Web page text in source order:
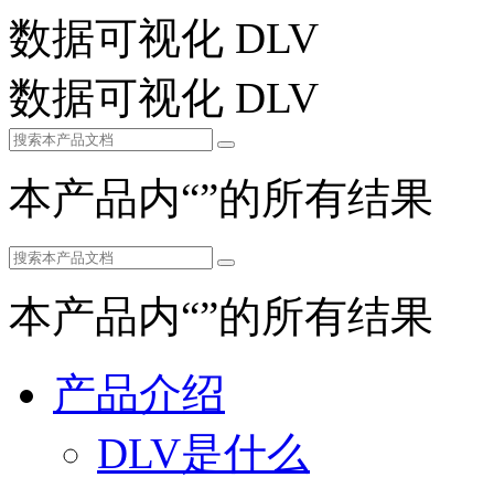
数据可视化 DLV
数据可视化 DLV
本产品内“”的所有结果
本产品内“”的所有结果
产品介绍
DLV是什么